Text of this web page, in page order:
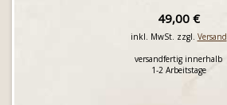
49,00 €
inkl. MwSt. zzgl. Versand
versandfertig innerhalb
1-2 Arbeitstage